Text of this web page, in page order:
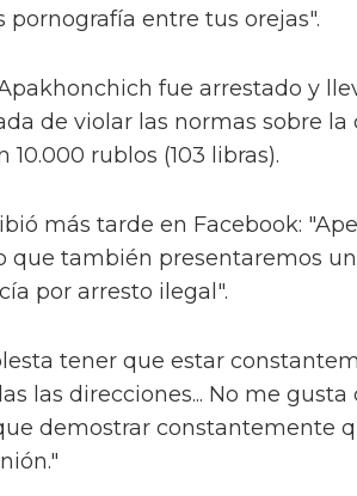
pornografía entre tus orejas".
fue arrestado y
de violar las normas sobre
rublos (103 libras).
más tarde en Facebook:
que también presentaremos
por arresto ilegal".
tener que estar
las direcciones... No me
demostrar constantemente